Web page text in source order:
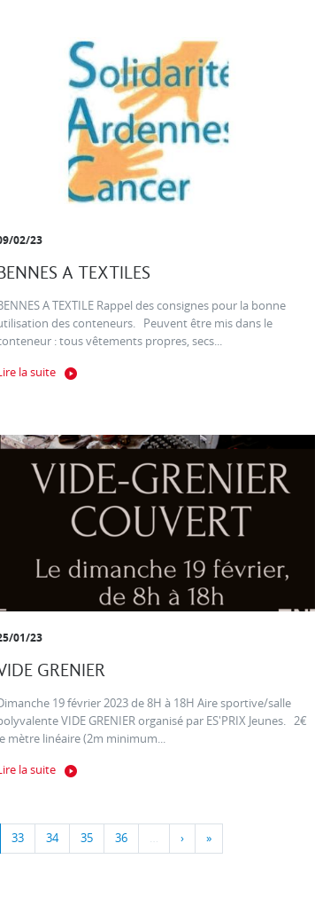
02/23
A TEXTILES
A TEXTILE Rappel des consignes pour la bonne
des conteneurs. Peuvent être mis dans le
: tous vêtements propres, secs...
la suite
01/23
GRENIER
19 février 2023 de 8H à 18H Aire sportive/salle
VIDE GRENIER organisé par ES'PRIX Jeunes. 2€
le mètre linéaire (2m minimum...
la suite
33 34 35 36 … › »